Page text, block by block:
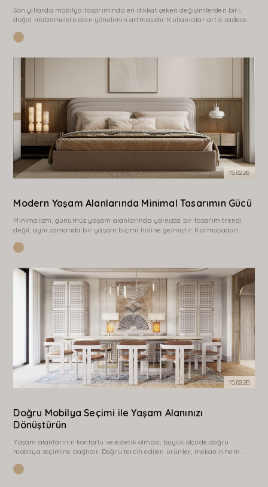
Son yıllarda mobilya tasarımında en dikkat çeken değişimlerden biri,
doğal malzemelere olan yönelimin artmasıdır. Kullanıcılar artık sadece
etmektedir. Doğal ahşap, bu dönüşümün merkezinde yer alır. Her ağacın
15.02.26
Modern Yaşam Alanlarında Minimal Tasarımın Gücü
Minimalizm, günümüz yaşam alanlarında yalnızca bir tasarım trendi
değil, aynı zamanda bir yaşam biçimi haline gelmiştir. Karmaşadan
yoğun temposu içinde daha fazla önem kazanmıştır. Minimal tasarımın
15.02.26
Doğru Mobilya Seçimi ile Yaşam Alanınızı
Dönüştürün
Yaşam alanlarının konforlu ve estetik olması, büyük ölçüde doğru
mobilya seçimine bağlıdır. Doğru tercih edilen ürünler, mekanın hem